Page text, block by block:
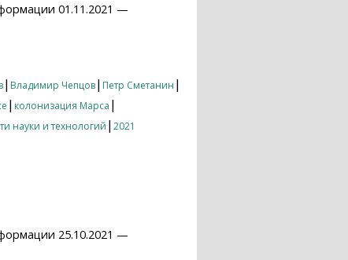
01.11.2021 —
| Владимир Чепцов| Петр Сметанин |
| колонизация Марса |
науки и технологий | 2021
25.10.2021 —